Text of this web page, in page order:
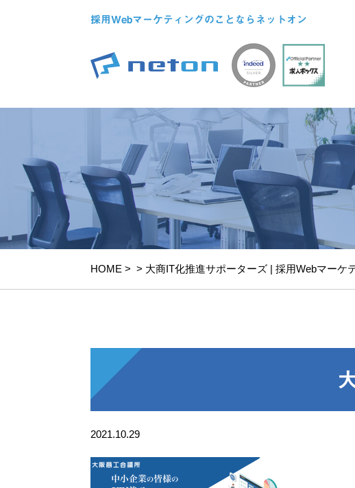
採用Webマーケティングのことならネットオン
HOME > > 大商IT化推進サポーターズ | 採用Webマーケ
2021.10.29